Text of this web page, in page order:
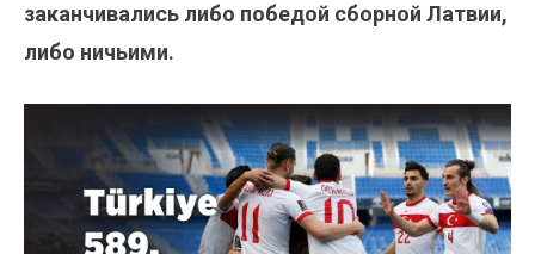
заканчивались либо победой сборной Латвии,
либо ничьими.